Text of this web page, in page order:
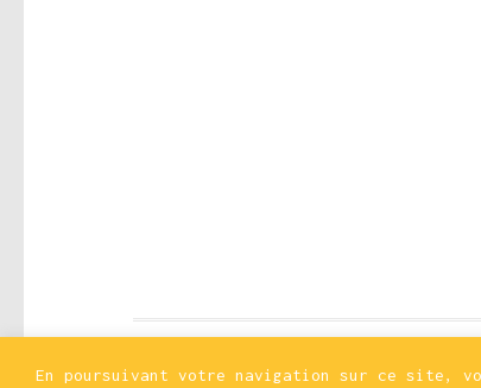
En poursuivant votre navigation sur ce site,